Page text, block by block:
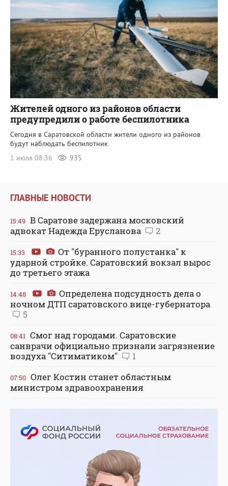
Жителей одного из районов области
предупредили о работе беспилотника
Сегодня в Саратовской области жители одного из районов
будут наблюдать беспилотник
1 июля 08:36
935
ГЛАВНЫЕ НОВОСТИ
15:49 В Саратове задержана московский
адвокат Надежда Ерусланова
2
15:33
От "буранного полустанка" к
ударной стройке. Саратовский вокзал вырос
до третьего этажа
14:48
Определена подсудность дела о
ночном ДТП саратовского вице-губернатора
5
08:41 Смог над городами. Саратовские
санврачи официально признали загрязнение
воздуха "Ситиматиком"
1
07:50 Олег Костин станет областным
министром здравоохранения